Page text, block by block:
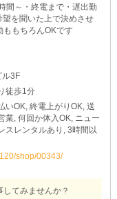
間～・終電まで・遅出勤
を聞いた上で決めさせ
もちろんOKです
ル3F
徒歩1分
いOK, 終電上がりOK, 送
業, 何回か体入OK, ニュー
スレンタルあり, 3時間以
shop/00343/
てみませんか？